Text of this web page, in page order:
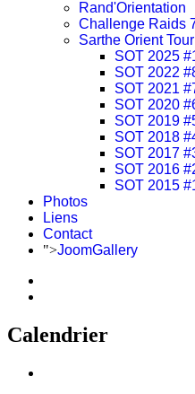
Rand'Orientation
Challenge Raids
Sarthe Orient Tour
SOT 2025
SOT 2022
SOT 2021
SOT 2020
SOT 2019
SOT 2018
SOT 2017
SOT 2016
SOT 2015
Photos
Liens
Contact
">JoomGallery
Calendrier